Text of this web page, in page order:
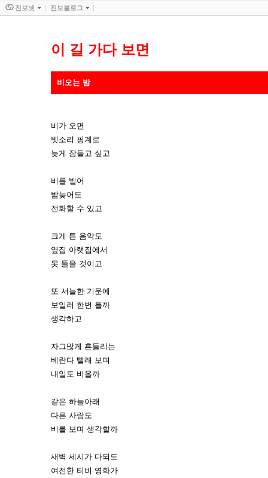
이 길 가다 보면
비오는 밤
비가 오면
빗소리 핑계로
늦게 잠들고 싶고
비를 빌어
밤늦어도
전화할 수 있고
크게 튼 음악도
옆집 아랫집에서
못 들을 것이고
또 서늘한 기운에
보일러 한번 틀까
생각하고
자그많게 흔들리는
베란다 빨래 보며
내일도 비올까
같은 하늘아래
다른 사람도
비를 보며 생각할까
새벽 세시가 다되도
여전한 티비 영화가
진보넷 진보블로그